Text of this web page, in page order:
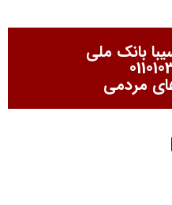
بانک ملی
مردمی